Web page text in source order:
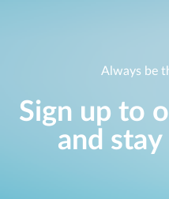
Always be
Sign up to
and